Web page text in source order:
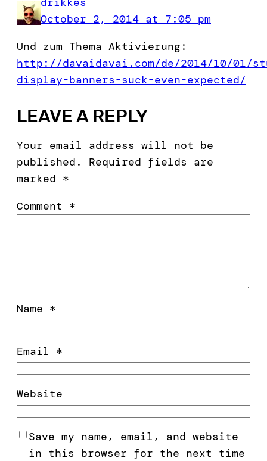
October 2, 2014 at 7:05 pm
Und zum Thema Aktivierung:
http://davaidavai.com/de/2014/10/01/
display-banners-suck-even-expected/
LEAVE A REPLY
Your email address will not be
published.
Required fields are
marked *
Comment *
Name *
Email *
Website
Save my name, email, and website
in this browser for the next time